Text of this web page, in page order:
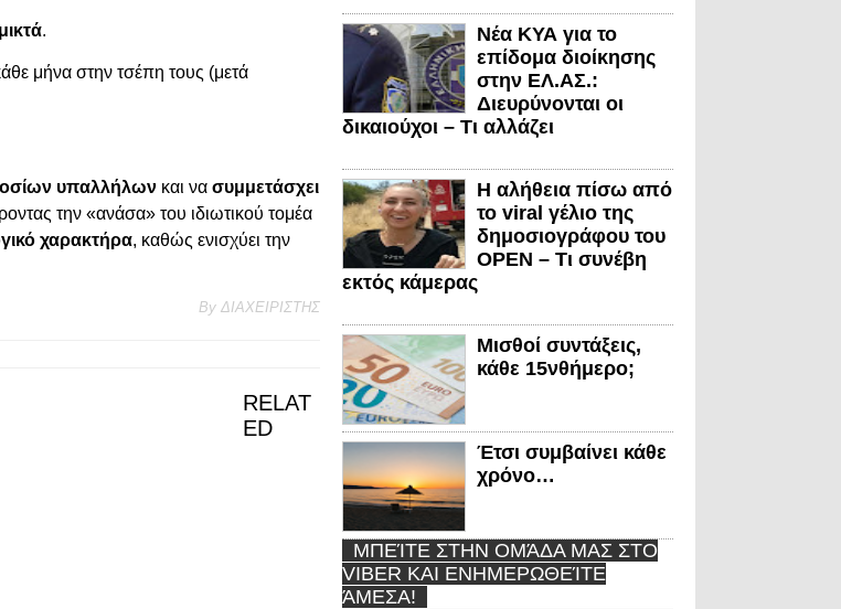
.
μήνα στην τσέπη τους (μετά
υπαλλήλων και να συμμετάσχει
την «ανάσα» του ιδιωτικού τομέα
χαρακτήρα, καθώς ενισχύει την
By ΔΙΑΧΕΙΡΙΣΤΗΣ
RELAT
ED
Νέα ΚΥΑ για το
επίδομα διοίκησης
στην ΕΛ.ΑΣ.:
Διευρύνονται οι
δικαιούχοι – Τι αλλάζει
Η αλήθεια πίσω από
το viral γέλιο της
δημοσιογράφου του
OPEN – Τι συνέβη
εκτός κάμερας
Μισθοί συντάξεις,
κάθε 15νθήμερο;
Έτσι συμβαίνει κάθε
χρόνο…
ΜΠΕΊΤΕ ΣΤΗΝ ΟΜΆΔΑ ΜΑΣ ΣΤΟ
VIBER ΚΑΙ ΕΝΗΜΕΡΩΘΕΊΤΕ
ΆΜΕΣΑ!